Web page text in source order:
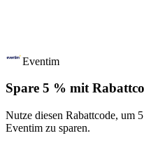
Eventim
Spare 5 % mit
Nutze diesen Rabattcode, um
Eventim zu sparen.